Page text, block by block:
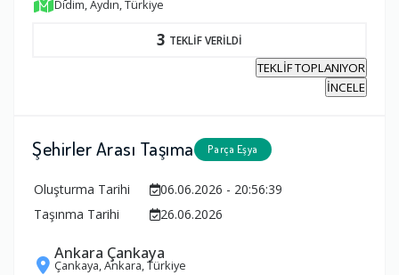
Didim, Aydın, Türkiye
3 TEKLİF VERİLDİ
TEKLİF TOPLANIYOR
İNCELE
Şehirler Arası Taşıma Parça Eşya
Oluşturma Tarihi
06.06.2026 - 20:56:39
Taşınma Tarihi
26.06.2026
Ankara Çankaya
Çankaya, Ankara, Türkiye